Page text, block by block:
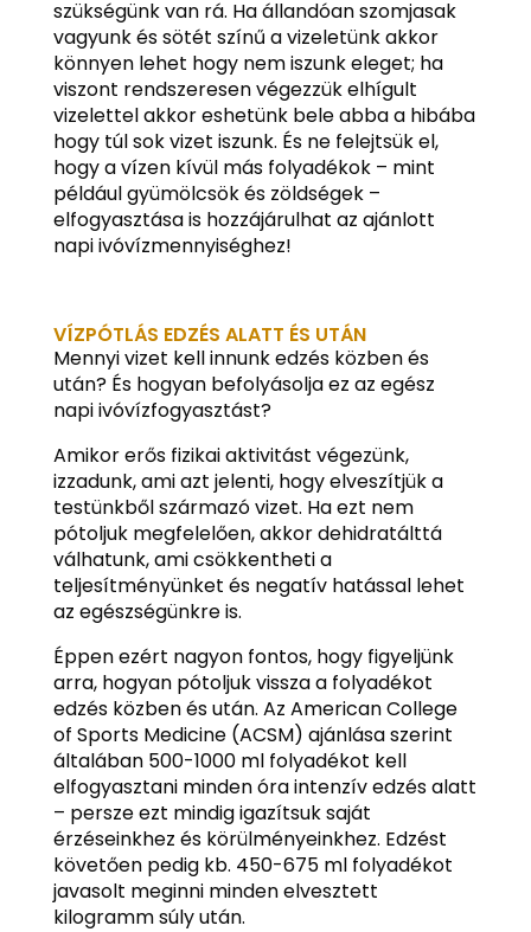
szükségünk van rá. Ha állandóan szomjasak
vagyunk és sötét színű a vizeletünk akkor
könnyen lehet hogy nem iszunk eleget; ha
viszont rendszeresen végezzük elhígult
vizelettel akkor eshetünk bele abba a hibába
hogy túl sok vizet iszunk. És ne felejtsük el,
hogy a vízen kívül más folyadékok – mint
például gyümölcsök és zöldségek –
elfogyasztása is hozzájárulhat az ajánlott
napi ivóvízmennyiséghez!
VÍZPÓTLÁS EDZÉS ALATT ÉS UTÁN
Mennyi vizet kell innunk edzés közben és
után? És hogyan befolyásolja ez az egész
napi ivóvízfogyasztást?
Amikor erős fizikai aktivitást végezünk,
izzadunk, ami azt jelenti, hogy elveszítjük a
testünkből származó vizet. Ha ezt nem
pótoljuk megfelelően, akkor dehidratálttá
válhatunk, ami csökkentheti a
teljesítményünket és negatív hatással lehet
az egészségünkre is.
Éppen ezért nagyon fontos, hogy figyeljünk
arra, hogyan pótoljuk vissza a folyadékot
edzés közben és után. Az American College
of Sports Medicine (ACSM) ajánlása szerint
általában 500-1000 ml folyadékot kell
elfogyasztani minden óra intenzív edzés alatt
– persze ezt mindig igazítsuk saját
érzéseinkhez és körülményeinkhez. Edzést
követően pedig kb. 450-675 ml folyadékot
javasolt meginni minden elvesztett
kilogramm súly után.